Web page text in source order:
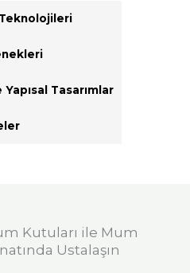
Tasarımlar
Kutuları ile Mum
Ustalaşın